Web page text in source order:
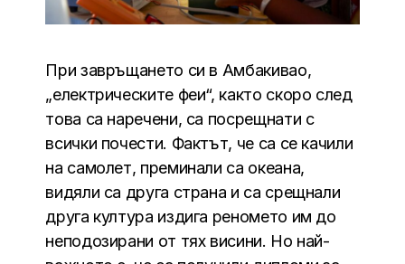
При завръщането си в Амбакивао,
„електрическите феи“, както скоро след
това са наречени, са посрещнати с
всички почести. Фактът, че са се качили
на самолет, преминали са океана,
видяли са друга страна и са срещнали
друга култура издига реномето им до
неподозирани от тях висини. Но най-